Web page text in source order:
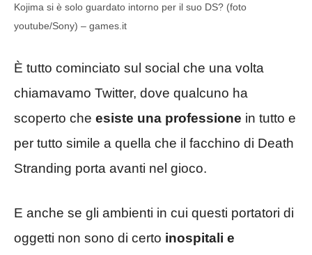
Kojima si è solo guardato intorno per il suo DS? (foto
youtube/Sony) – games.it
È tutto cominciato sul social che una volta
chiamavamo Twitter, dove qualcuno ha
scoperto che esiste una professione in tutto e
per tutto simile a quella che il facchino di Death
Stranding porta avanti nel gioco.
E anche se gli ambienti in cui questi portatori di
oggetti non sono di certo inospitali e